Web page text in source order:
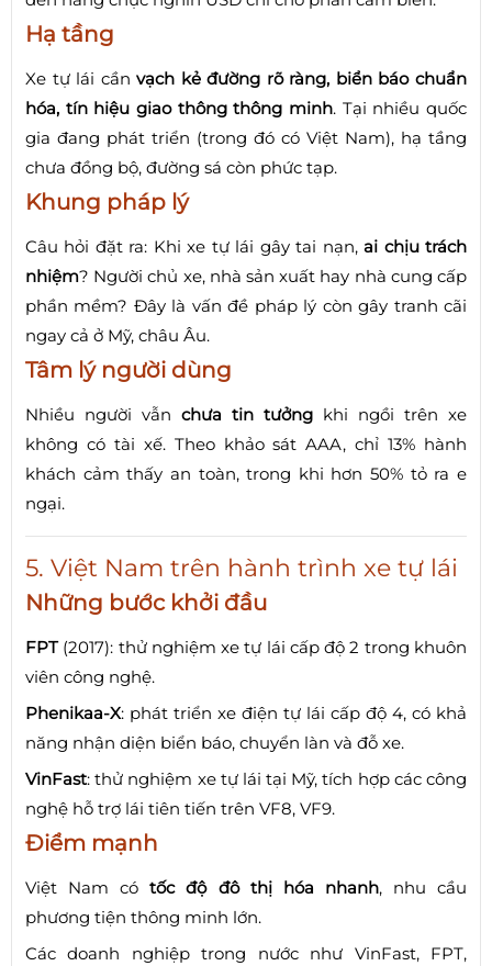
Hạ tầng
Xe tự lái cầnvạch kẻ đường rõ ràng, biển báo chuẩn
hóa, tín hiệu giao thông thông minh. Tại nhiều quốc
gia đang phát triển (trong đó có Việt Nam), hạ tầng
chưa đồng bộ, đường sá còn phức tạp.
Khung pháp lý
Câu hỏi đặt ra: Khi xe tự lái gây tai nạn,ai chịu trách
nhiệm? Người chủ xe, nhà sản xuất hay nhà cung cấp
phần mềm? Đây là vấn đề pháp lý còn gây tranh cãi
ngay cả ở Mỹ, châu Âu.
Tâm lý người dùng
Nhiều người vẫn chưa tin tưởng khi ngồi trên xe
không có tài xế. Theo khảo sát AAA, chỉ 13% hành
khách cảm thấy an toàn, trong khi hơn 50% tỏ ra e
ngại.
5. Việt Nam trên hành trình xe tự lái
Những bước khởi đầu
FPT(2017): thử nghiệm xe tự lái cấp độ 2 trong khuôn
viên công nghệ.
Phenikaa-X: phát triển xe điện tự lái cấp độ 4, có khả
năng nhận diện biển báo, chuyển làn và đỗ xe.
VinFast: thử nghiệm xe tự lái tại Mỹ, tích hợp các công
nghệ hỗ trợ lái tiên tiến trên VF8, VF9.
Điểm mạnh
Việt Nam cótốc độ đô thị hóa nhanh, nhu cầu
phương tiện thông minh lớn.
Các doanh nghiệp trong nước như VinFast, FPT,